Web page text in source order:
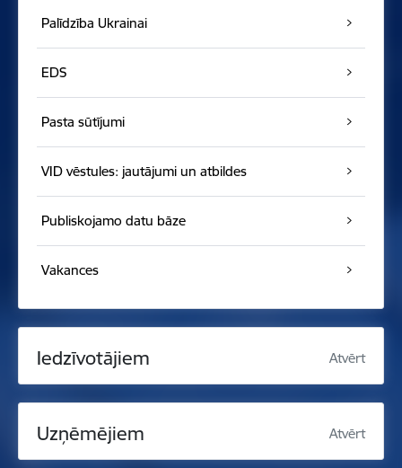
Palīdzība Ukrainai
EDS
Pasta sūtījumi
VID vēstules: jautājumi un atbildes
Publiskojamo datu bāze
Vakances
Iedzīvotājiem Atvērt
Uzņēmējiem Atvērt